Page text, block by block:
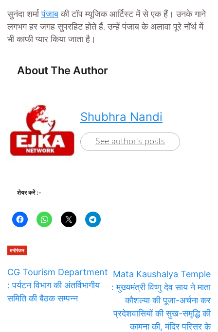
सुनंदा शर्मापंजाब की टॉप म्यूजिक आर्टिस्ट में से एक हैं। उनके गाने
लगभग हर जगह सुपरहिट होते हैं. उन्हें पंजाब के अलावा पूरे नॉर्थ में
भी काफी प्यार किया जाता है।
About The Author
Shubhra Nandi
See author's posts
शेयर करें :-
मनोरंजन
CG Tourism Department
: पर्यटन विभाग की अंतर्विभागीय
समिति की बैठक सम्पन्न
Mata Kaushalya Temple
: मुख्यमंत्री विष्णु देव साय ने माता
कौशल्या की पूजा-अर्चना कर
प्रदेशवासियों की सुख-समृद्धि की
कामना की, मंदिर परिसर के